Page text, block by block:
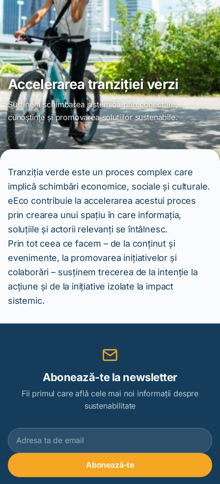
Accelerarea tranziției verzi
Susținem schimbarea sistemică prin conectare,
cunoștințe și promovarea soluțiilor sustenabile.
Tranziția verde este un proces complex care
implică schimbări economice, sociale și culturale.
eEco contribuie la accelerarea acestui proces
prin crearea unui spațiu în care informația,
soluțiile și actorii relevanți se întâlnesc.
Prin tot ceea ce facem – de la conținut și
evenimente, la promovarea inițiativelor și
colaborări – susținem trecerea de la intenție la
acțiune și de la inițiative izolate la impact
sistemic.
Abonează-te la newsletter
Fii primul care află cele mai noi informații despre
sustenabilitate
Abonează-te